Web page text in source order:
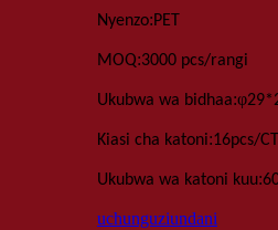
Nyenzo:PET
MOQ:3000 pcs/rangi
Ukubwa wa bidhaa:φ
Kiasi cha katoni:16pcs/
Ukubwa wa katoni kuu:
uchunguziundani